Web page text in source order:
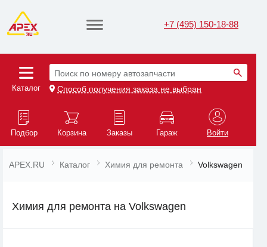
+7 (495) 150-18-88
Каталог
Поиск по номеру автозапчасти
Способ получения заказа не выбран
Подбор Корзина Заказы Гараж Войти
APEX.RU Каталог Химия для ремонта Volkswagen
Химия для ремонта на Volkswagen